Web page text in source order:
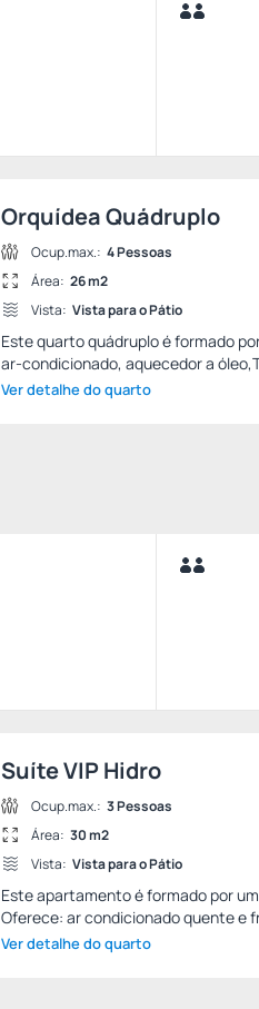
Orquídea Quádruplo
Ocup.max.: 4 Pessoas
Área: 26 m2
Vista: Vista para o Pátio
Este quarto quádruplo é formado
ar-condicionado, aquecedor a
Ver detalhe do quarto
Suíte VIP Hidro
Ocup.max.: 3 Pessoas
Área: 30 m2
Vista: Vista para o Pátio
Este apartamento é formado por
Oferece: ar condicionado quente e
Ver detalhe do quarto